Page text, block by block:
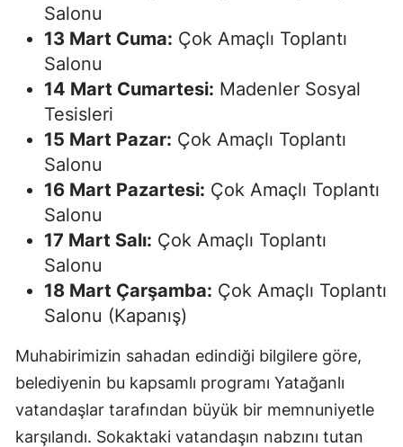
Salonu
13 Mart Cuma: Çok Amaçlı Toplantı
Salonu
14 Mart Cumartesi: Madenler Sosyal
Tesisleri
15 Mart Pazar: Çok Amaçlı Toplantı
Salonu
16 Mart Pazartesi: Çok Amaçlı Toplantı
Salonu
17 Mart Salı: Çok Amaçlı Toplantı
Salonu
18 Mart Çarşamba: Çok Amaçlı Toplantı
Salonu (Kapanış)
Muhabirimizin sahadan edindiği bilgilere göre,
belediyenin bu kapsamlı programı Yatağanlı
vatandaşlar tarafından büyük bir memnuniyetle
karşılandı. Sokaktaki vatandaşın nabzını tutan